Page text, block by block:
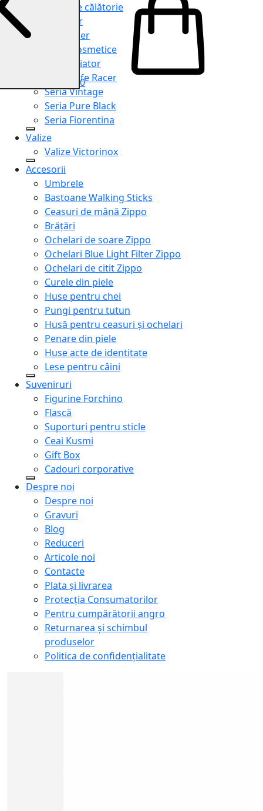
Genți de călătorie
Shopper
Organiser
Truse cosmetice
Seria Aviator
Seria Cafe Racer
Seria Vintage
Seria Pure Black
Seria Fiorentina
Valize
Valize Victorinox
Accesorii
Umbrele
Bastoane Walking Sticks
Ceasuri de mână Zippo
Brățări
Ochelari de soare Zippo
Ochelari Blue Light Filter Zippo
Ochelari de citit Zippo
Curele din piele
Huse pentru chei
Pungi pentru tutun
Husă pentru ceasuri și ochelari
Penare din piele
Huse acte de identitate
Lese pentru câini
Suveniruri
Figurine Forchino
Flască
Suporturi pentru sticle
Ceai Kusmi
Gift Box
Cadouri corporative
Despre noi
Despre noi
Gravuri
Blog
Reduceri
Articole noi
Contacte
Plata și livrarea
Protecţia Consumatorilor
Pentru cumpărătorii angro
Returnarea și schimbul
produselor
Politica de confidențialitate
0